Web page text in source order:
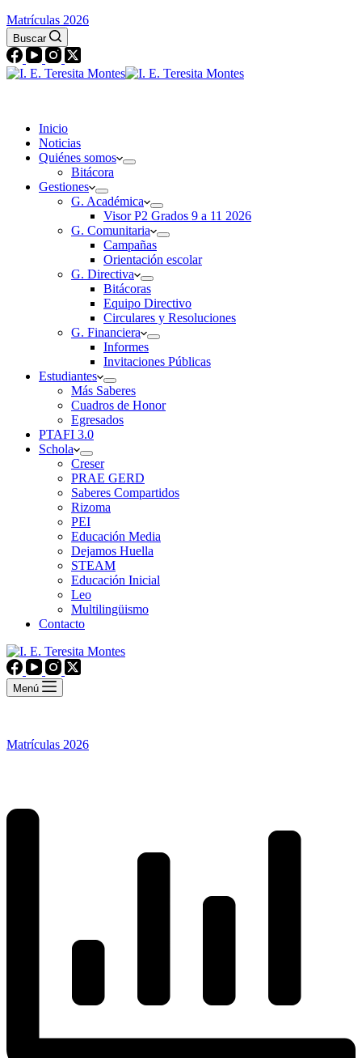
Matrículas 2026
Buscar
Inicio
Noticias
Quiénes somos
Bitácora
Gestiones
G. Académica
Visor P2 Grados 9 a 11 2026
G. Comunitaria
Campañas
Orientación escolar
G. Directiva
Bitácoras
Equipo Directivo
Circulares y Resoluciones
G. Financiera
Informes
Invitaciones Públicas
Estudiantes
Más Saberes
Cuadros de Honor
Egresados
PTAFI 3.0
Schola
Creser
PRAE GERD
Saberes Compartidos
Rizoma
PEI
Educación Media
Dejamos Huella
STEAM
Educación Inicial
Leo
Multilingüismo
Contacto
Menú
Matrículas 2026